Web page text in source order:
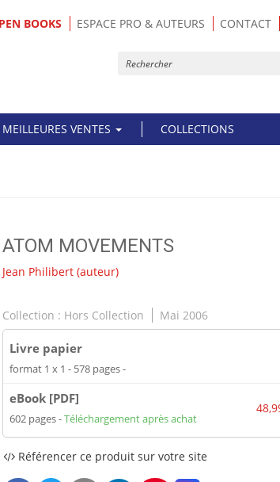
BOOKS ESPACE PRO & AUTEURS CONTACT
MEILLEURES VENTES COLLECTIONS
ATOM MOVEMENTS
Jean Philibert (auteur)
Collection : Hors Collection Mai 2006
Livre papier
format 1 x 1 578 pages
eBook [PDF]
602 pages Téléchargement après achat
Référencer ce produit sur votre site